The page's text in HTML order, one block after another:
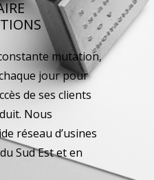
mutation,
jour pour
de ses clients
Nous
réseau d’usines
Sud Est et en